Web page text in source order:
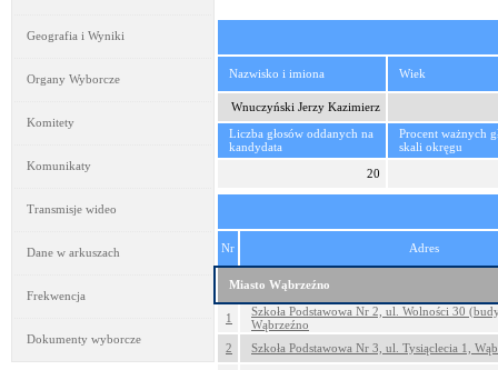
Geografia i Wyniki
Organy Wyborcze
Komitety
Komunikaty
Transmisje wideo
Dane w arkuszach
Frekwencja
Dokumenty wyborcze
Nazwisko i imiona Wiek
Wnuczyński Jerzy Kazimierz
Liczba głosów oddanych na
kandydata
Procent ważnych
skali okręgu
20
Nr Adres
Miasto Wąbrzeźno
1
Szkoła Podstawowa Nr 2, ul. Wolności 30
Wąbrzeźno
2
Szkoła Podstawowa Nr 3, ul. Tysiąclecia 1,